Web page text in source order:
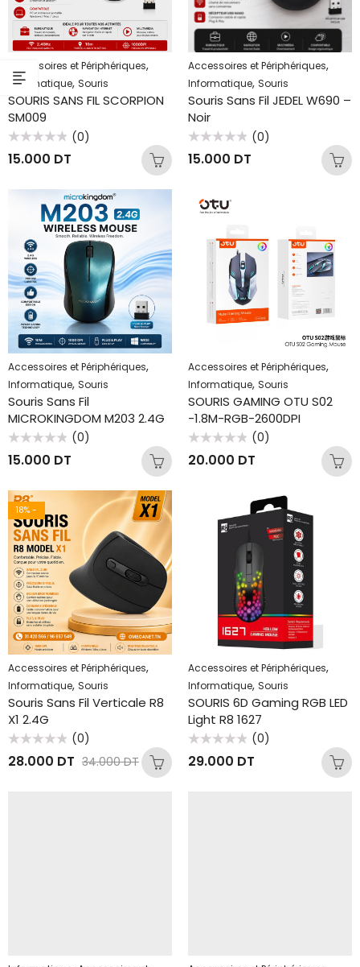
Accessoires et Périphériques,
Informatique, Souris
SOURIS SANS FIL SCORPION
SM009
(0)
15.000 DT
Accessoires et Périphériques,
Informatique, Souris
Souris Sans Fil JEDEL W690 –
Noir
(0)
15.000 DT
Accessoires et Périphériques,
Informatique, Souris
Souris Sans Fil
MICROKINGDOM M203 2.4G
(0)
15.000 DT
Accessoires et Périphériques,
Informatique, Souris
SOURIS GAMING OTU S02
-1.8M-RGB-2600DPI
0
(0)
20.000 DT
18% -
Accessoires et Périphériques,
Informatique, Souris
Souris Sans Fil Verticale R8
X1 2.4G
0
(0)
28.000 DT 34.000DT
Accessoires et Périphériques,
Informatique, Souris
SOURIS 6D Gaming RGB LED
Light R8 1627
0
(0)
29.000 DT